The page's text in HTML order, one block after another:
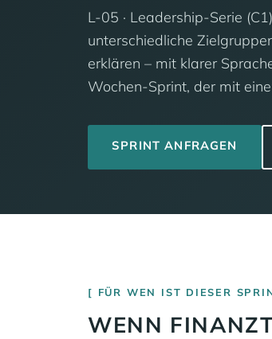
L-05 · Leadership-Serie
unterschiedliche
erklären – mit klarer
Wochen-Sprint, der mit
SPRINT ANFRAGEN
FÜR WEN IST DIESER
WENN